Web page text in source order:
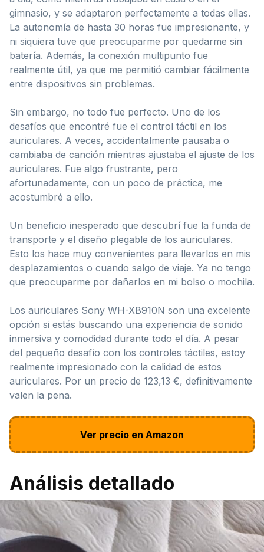
gimnasio, y se adaptaron perfectamente a todas ellas.
La autonomía de hasta 30 horas fue impresionante, y
ni siquiera tuve que preocuparme por quedarme sin
batería. Además, la conexión multipunto fue
realmente útil, ya que me permitió cambiar fácilmente
entre dispositivos sin problemas.
Sin embargo, no todo fue perfecto. Uno de los
desafíos que encontré fue el control táctil en los
auriculares. A veces, accidentalmente pausaba o
cambiaba de canción mientras ajustaba el ajuste de los
auriculares. Fue algo frustrante, pero
afortunadamente, con un poco de práctica, me
acostumbré a ello.
Un beneficio inesperado que descubrí fue la funda de
transporte y el diseño plegable de los auriculares.
Esto los hace muy convenientes para llevarlos en mis
desplazamientos o cuando salgo de viaje. Ya no tengo
que preocuparme por dañarlos en mi bolso o mochila.
Los auriculares Sony WH-XB910N son una excelente
opción si estás buscando una experiencia de sonido
inmersiva y comodidad durante todo el día. A pesar
del pequeño desafío con los controles táctiles, estoy
realmente impresionado con la calidad de estos
auriculares. Por un precio de 123,13 €, definitivamente
valen la pena.
Ver precio en Amazon
Análisis detallado